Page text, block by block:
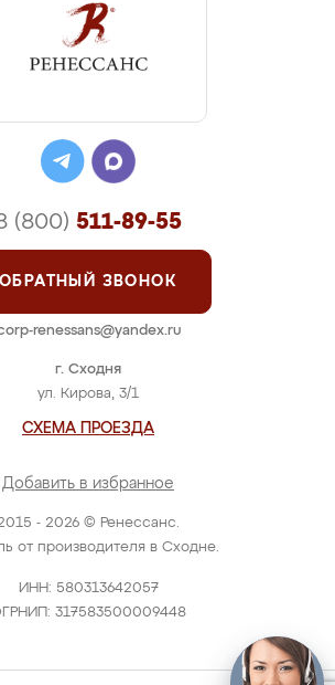
- 2026 © Ренессанс.
от производителя в Сходне.
ИНН: 580313642057
317583500009448
г. Сходня
ул. Кирова, 3/1
СХЕМА ПРОЕЗДА
Добавить в избранное
(800) 511-89-55
ОБРАТНЫЙ ЗВОНОК
renessans@yandex.ru